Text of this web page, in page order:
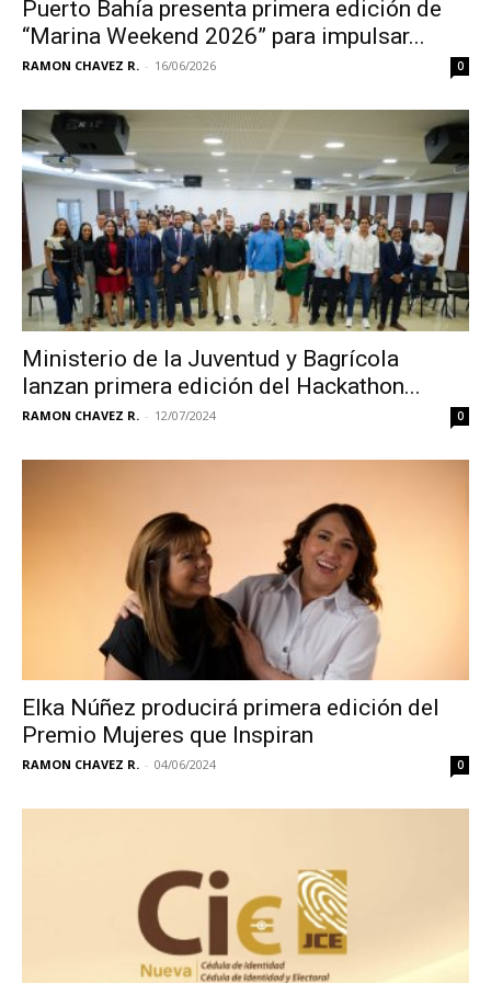
Puerto Bahía presenta primera edición de
“Marina Weekend 2026” para impulsar...
RAMON CHAVEZ R. - 16/06/2026 0
Ministerio de la Juventud y Bagrícola
lanzan primera edición del Hackathon...
RAMON CHAVEZ R. - 12/07/2024 0
Elka Núñez producirá primera edición del
Premio Mujeres que Inspiran
RAMON CHAVEZ R. - 04/06/2024 0